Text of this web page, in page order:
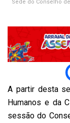
Sede do Conselho
A partir desta
Humanos e da
sessão do